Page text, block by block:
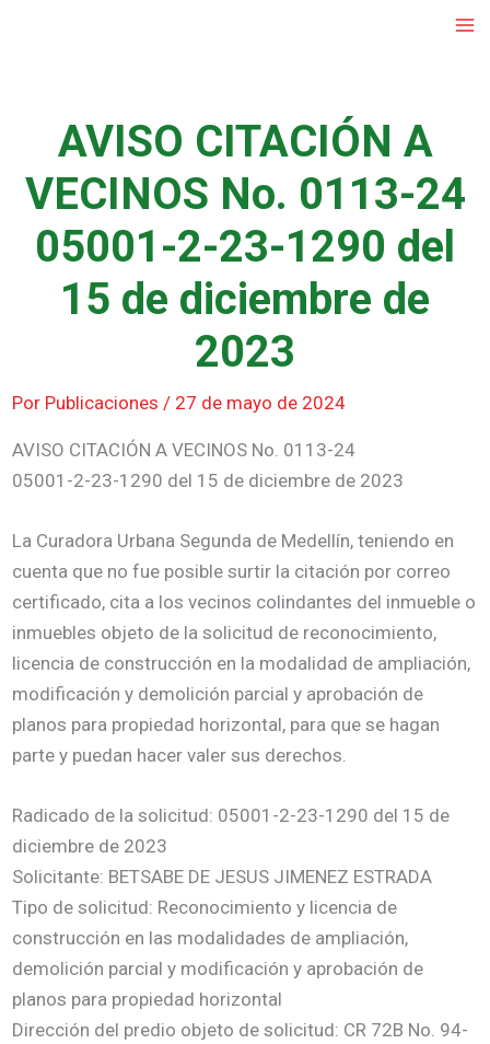
AVISO CITACIÓN A
VECINOS No. 0113-24
05001-2-23-1290 del
15 de diciembre de
2023
Por Publicaciones / 27 de mayo de 2024
AVISO CITACIÓN A VECINOS No. 0113-24
05001-2-23-1290 del 15 de diciembre de 2023
La Curadora Urbana Segunda de Medellín, teniendo en
cuenta que no fue posible surtir la citación por correo
certificado, cita a los vecinos colindantes del inmueble o
inmuebles objeto de la solicitud de reconocimiento,
licencia de construcción en la modalidad de ampliación,
modificación y demolición parcial y aprobación de
planos para propiedad horizontal, para que se hagan
parte y puedan hacer valer sus derechos.
Radicado de la solicitud: 05001-2-23-1290 del 15 de
diciembre de 2023
Solicitante: BETSABE DE JESUS JIMENEZ ESTRADA
Tipo de solicitud: Reconocimiento y licencia de
construcción en las modalidades de ampliación,
demolición parcial y modificación y aprobación de
planos para propiedad horizontal
Dirección del predio objeto de solicitud: CR 72B No. 94-